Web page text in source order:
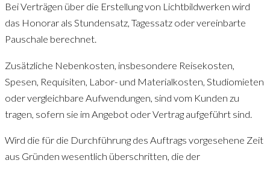
Bei Verträgen über die Erstellung von Lichtbildwerken wird
das Honorar als Stundensatz, Tagessatz oder vereinbarte
Pauschale berechnet.
Zusätzliche Nebenkosten, insbesondere Reisekosten,
Spesen, Requisiten, Labor- und Materialkosten, Studiomieten
oder vergleichbare Aufwendungen, sind vom Kunden zu
tragen, sofern sie im Angebot oder Vertrag aufgeführt sind.
Wird die für die Durchführung des Auftrags vorgesehene Zeit
aus Gründen wesentlich überschritten, die der